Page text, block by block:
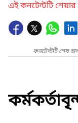
এই কনটেন্টটি
কনটেন্টটি শেষ